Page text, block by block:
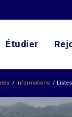
Étudier
/ Informations /